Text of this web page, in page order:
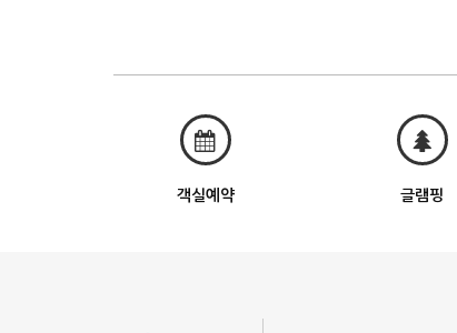
객실예약 글램핑